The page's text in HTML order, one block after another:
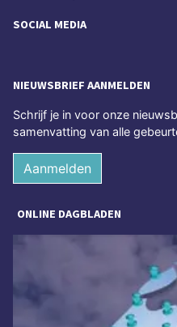
SOCIAL MEDIA
NIEUWSBRIEF AANMELDEN
Schrijf je in voor onze
samenvatting van alle
Aanmelden
ONLINE DAGBLADEN